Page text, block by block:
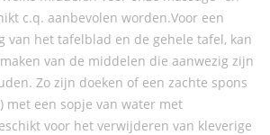
c.q. aanbevolen worden.Voor een
van het tafelblad en de gehele tafel, kan
van de middelen die aanwezig zijn
Zo zijn doeken of een zachte spons
met een sopje van water met
voor het verwijderen van kleverige